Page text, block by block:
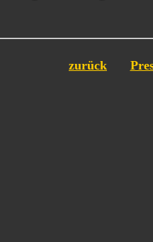
zurück